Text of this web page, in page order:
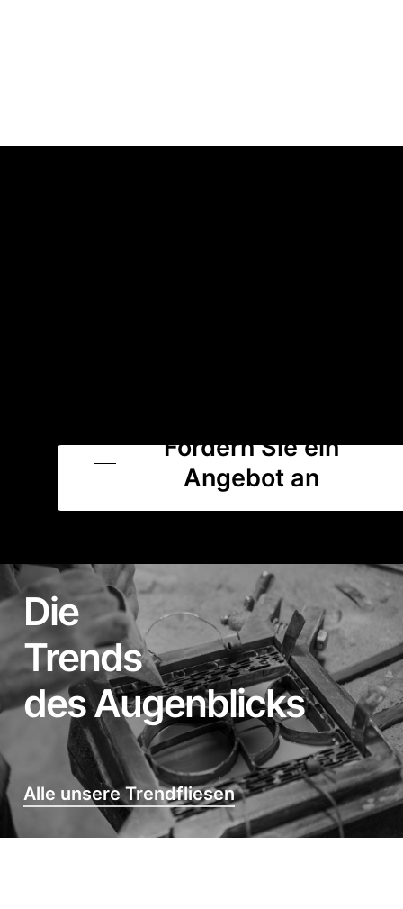
Fordern Sie ein
Angebot an
Die
Trends
des Augenblicks
Alle unsere Trendfliesen